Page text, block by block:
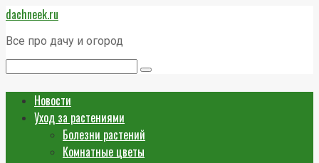
Перейти
к
контенту
dachneek.ru
Все про дачу и огород
Новости
Уход за растениями
Болезни растений
Комнатные цветы